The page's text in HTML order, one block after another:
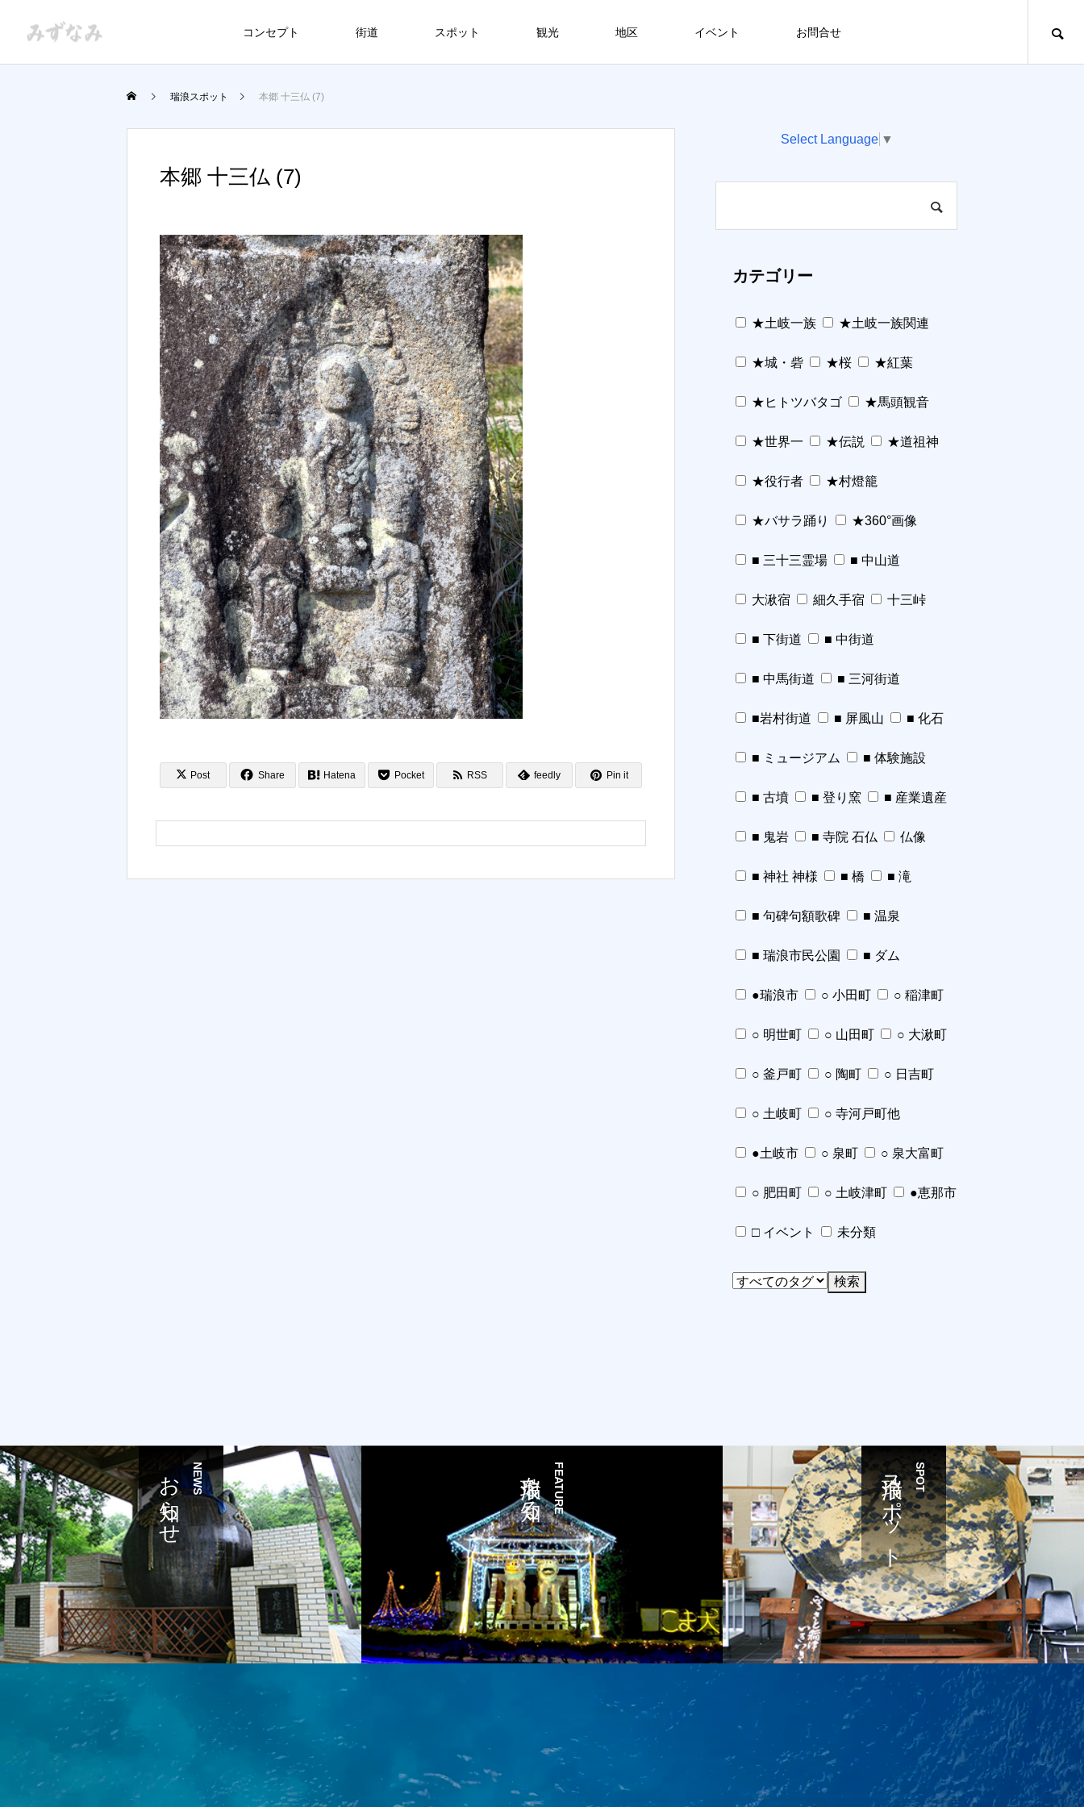
コンセプト 街道 スポット 観光 地区 イベント お問合せ
瑞浪スポット 本郷 十三仏 (7)
本郷 十三仏 (7)
Post Share Hatena Pocket RSS feedly Pin it
Select Language ▼
カテゴリー
★土岐一族 ★土岐一族関連
★城・砦 ★桜 ★紅葉
★ヒトツバタゴ ★馬頭観音
★世界一 ★伝説 ★道祖神
★役行者 ★村燈籠
★バサラ踊り ★360°画像
■ 三十三霊場 ■ 中山道
大湫宿 細久手宿 十三峠
■ 下街道 ■ 中街道
■ 中馬街道 ■ 三河街道
■岩村街道 ■ 屏風山 ■ 化石
■ ミュージアム ■ 体験施設
■ 古墳 ■ 登り窯 ■ 産業遺産
■ 鬼岩 ■ 寺院 石仏 仏像
■ 神社 神様 ■ 橋 ■ 滝
■ 句碑句額歌碑 ■ 温泉
■ 瑞浪市民公園 ■ ダム
●瑞浪市 ○ 小田町 ○ 稲津町
○ 明世町 ○ 山田町 ○ 大湫町
○ 釜戸町 ○ 陶町 ○ 日吉町
○ 土岐町 ○ 寺河戸町他
●土岐市 ○ 泉町 ○ 泉大富町
○ 肥田町 ○ 土岐津町 ●恵那市
□ イベント 未分類
NEWS
お知らせ FEATURE
瑞浪を知る SPOT
瑞浪スポット